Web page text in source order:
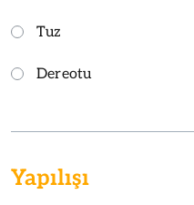
Tuz
Dereotu
Yapılışı